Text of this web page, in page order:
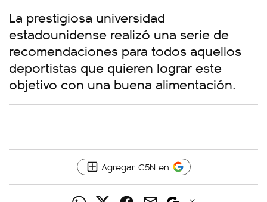
La prestigiosa universidad
estadounidense realizó una serie de
recomendaciones para todos aquellos
deportistas que quieren lograr este
objetivo con una buena alimentación.
Agregar C5N en